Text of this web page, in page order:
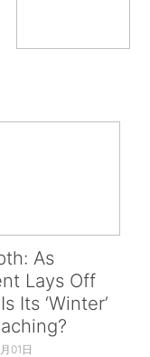
As
Lays Off
Its ‘Winter’
01日